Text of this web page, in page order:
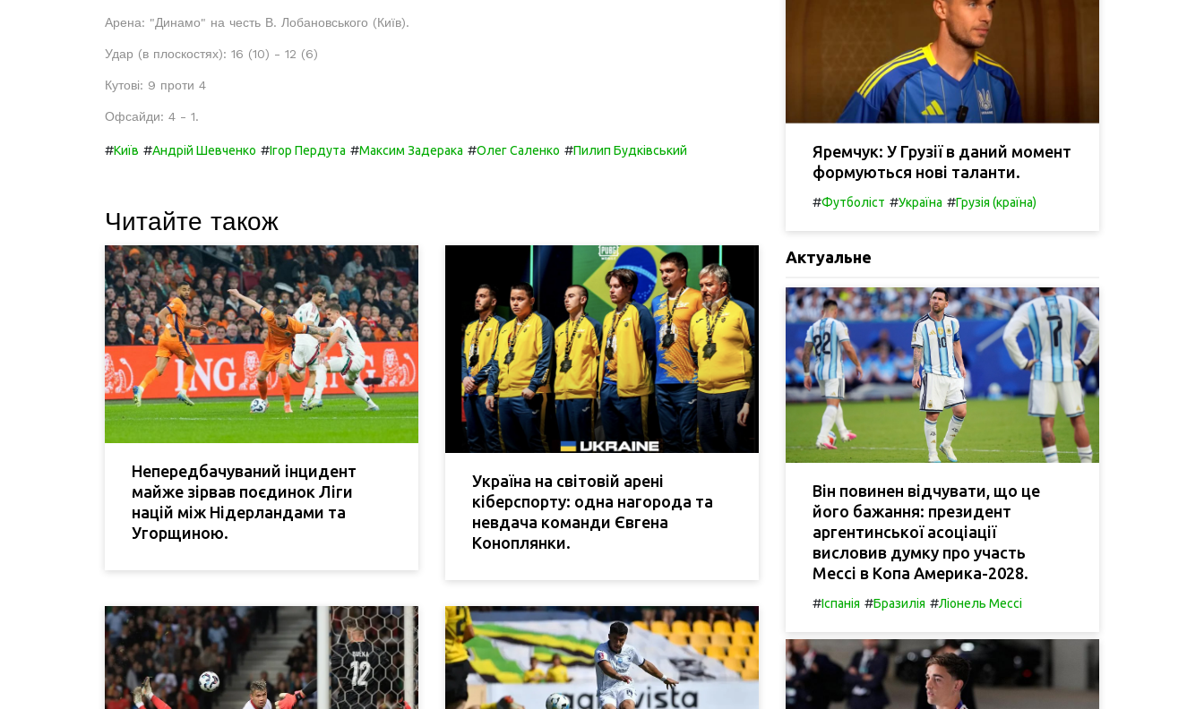
Арена: "Динамо" на честь В. Лобановського (Київ).
Удар (в плоскостях): 16 (10) - 12 (6)
Кутові: 9 проти 4
Офсайди: 4 - 1.
#Київ #Андрій Шевченко #Ігор Пердута #Максим Задерака #Олег Саленко #Пилип Будківський
Читайте також
Непередбачуваний інцидент
майже зірвав поєдинок Ліги
націй між Нідерландами та
Угорщиною.
Україна на світовій арені
кіберспорту: одна нагорода та
невдача команди Євгена
Коноплянки.
Яремчук: У Грузії в даний момент
формуються нові таланти.
#Футболіст #Україна #Грузія (країна)
Актуальне
Він повинен відчувати, що це
його бажання: президент
аргентинської асоціації
висловив думку про участь
Мессі в Копа Америка-2028.
#Іспанія #Бразилія #Ліонель Мессі